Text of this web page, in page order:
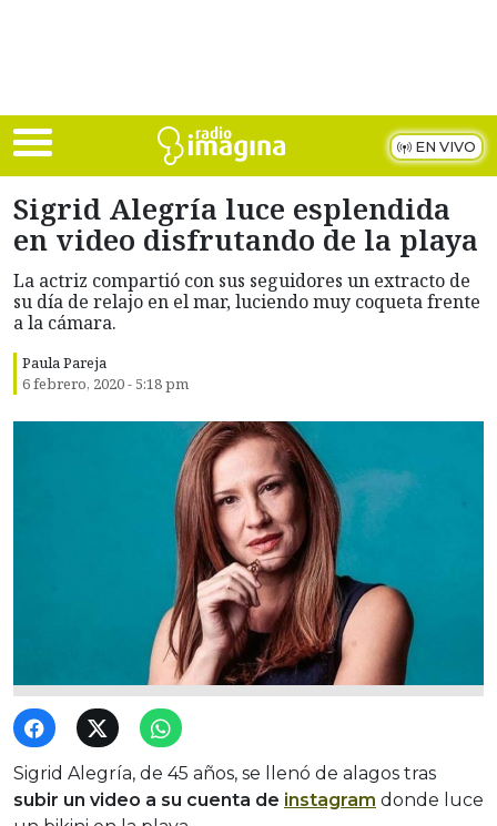
EN VIVO
Sigrid Alegría luce esplendida
en video disfrutando de la playa
La actriz compartió con sus seguidores un extracto de
su día de relajo en el mar, luciendo muy coqueta frente
a la cámara.
Paula Pareja
6 febrero, 2020 - 5:18 pm
Sigrid Alegría, de 45 años, se llenó de alagos tras
subir un video a su cuenta de instagram donde luce